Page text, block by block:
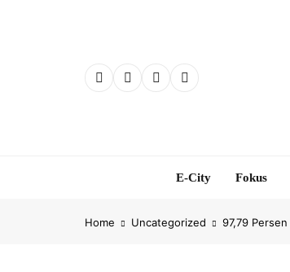
E-City Fokus
Home Uncategorized 97,79